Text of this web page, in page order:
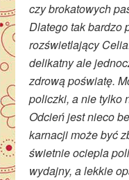
czy brokatowych
Dlatego tak bardzo
rozświetlający
delikatny ale
zdrową poświatę.
policzki, a nie tylko
Odcień jest nieco
karnacji może być
świetnie ociepla
wydajny, a lekkie